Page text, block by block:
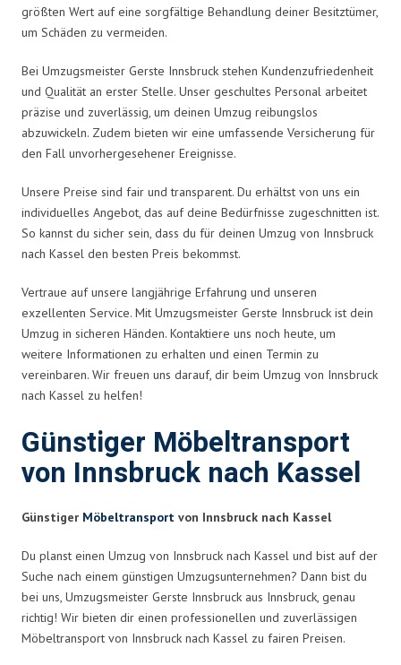
größten Wert auf eine sorgfältige Behandlung deiner Besitztümer,
um Schäden zu vermeiden.
Bei Umzugsmeister Gerste Innsbruck stehen Kundenzufriedenheit
und Qualität an erster Stelle. Unser geschultes Personal arbeitet
präzise und zuverlässig, um deinen Umzug reibungslos
abzuwickeln. Zudem bieten wir eine umfassende Versicherung für
den Fall unvorhergesehener Ereignisse.
Unsere Preise sind fair und transparent. Du erhältst von uns ein
individuelles Angebot, das auf deine Bedürfnisse zugeschnitten ist.
So kannst du sicher sein, dass du für deinen Umzug von Innsbruck
nach Kassel den besten Preis bekommst.
Vertraue auf unsere langjährige Erfahrung und unseren
exzellenten Service. Mit Umzugsmeister Gerste Innsbruck ist dein
Umzug in sicheren Händen. Kontaktiere uns noch heute, um
weitere Informationen zu erhalten und einen Termin zu
vereinbaren. Wir freuen uns darauf, dir beim Umzug von Innsbruck
nach Kassel zu helfen!
Günstiger Möbeltransport
von Innsbruck nach Kassel
Günstiger Möbeltransport von Innsbruck nach Kassel
Du planst einen Umzug von Innsbruck nach Kassel und bist auf der
Suche nach einem günstigen Umzugsunternehmen? Dann bist du
bei uns, Umzugsmeister Gerste Innsbruck aus Innsbruck, genau
richtig! Wir bieten dir einen professionellen und zuverlässigen
Möbeltransport von Innsbruck nach Kassel zu fairen Preisen.